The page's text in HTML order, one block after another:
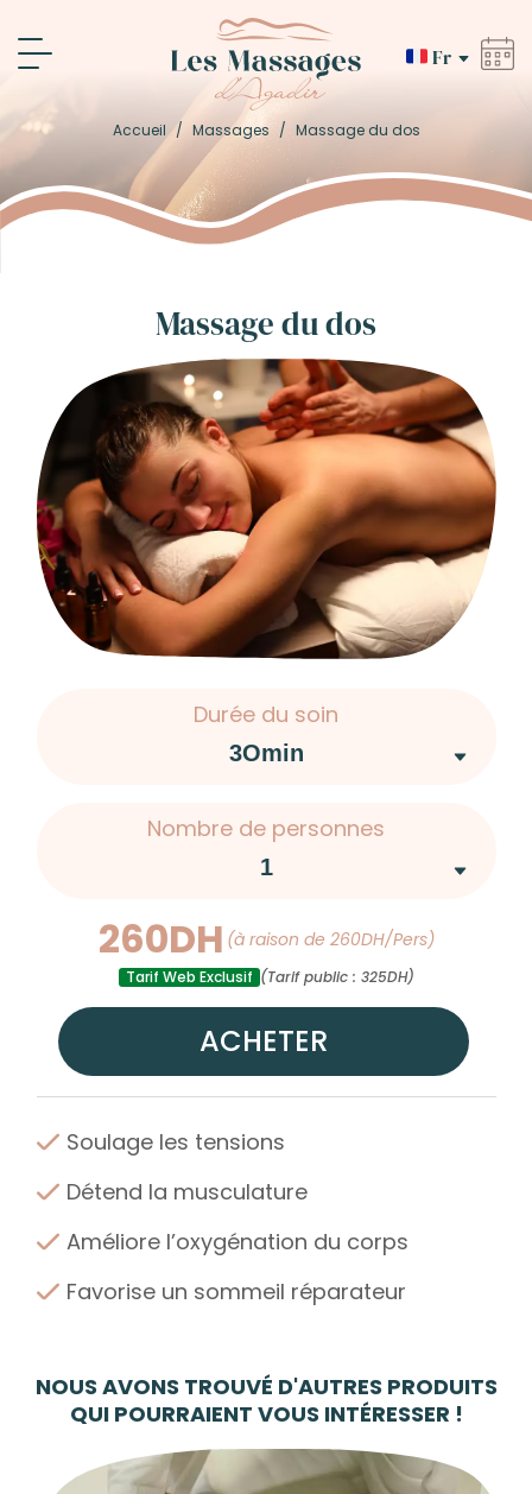
Fr
Accueil / Massages / Massage du dos
Massage du dos
Durée du soin
Nombre de personnes
260DH (à raison de 260DH/Pers)
Tarif Web Exclusif (Tarif public : 325DH)
ACHETER
Soulage les tensions
Détend la musculature
Améliore l’oxygénation du corps
Favorise un sommeil réparateur
NOUS AVONS TROUVÉ D'AUTRES PRODUITS
QUI POURRAIENT VOUS INTÉRESSER !